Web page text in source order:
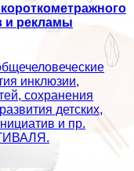
и рекламы
инклюзии,
сохранения
детских,
и пр.